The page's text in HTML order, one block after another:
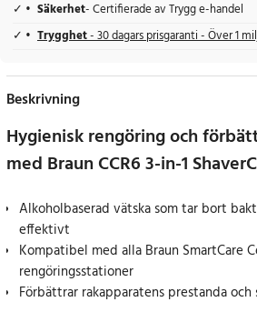
Säkerhet- Certifierade av Trygg e-handel
Trygghet- 30 dagars prisgaranti - Över 1
Beskrivning
Hygienisk rengöring och
med Braun CCR6 3-in-1
Alkoholbaserad vätska som tar bort
effektivt
Kompatibel med alla Braun SmartCare
rengöringsstationer
Förbättrar rakapparatens prestanda